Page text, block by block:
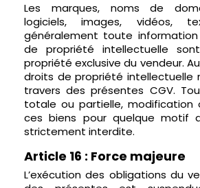
Les marques, noms de
logiciels, images, vidéos,
généralement toute
de propriété intellectuelle
propriété exclusive du vendeur.
droits de propriété intellectuelle
travers des présentes CGV.
totale ou partielle, modification
ces biens pour quelque motif
strictement interdite.
Article 16 : Force majeure
L’exécution des obligations du